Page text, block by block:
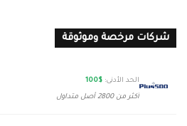
شركات مرخصة وموثوقة
الحد الأدنى: $100
أكثر من 2800 أصل متداول